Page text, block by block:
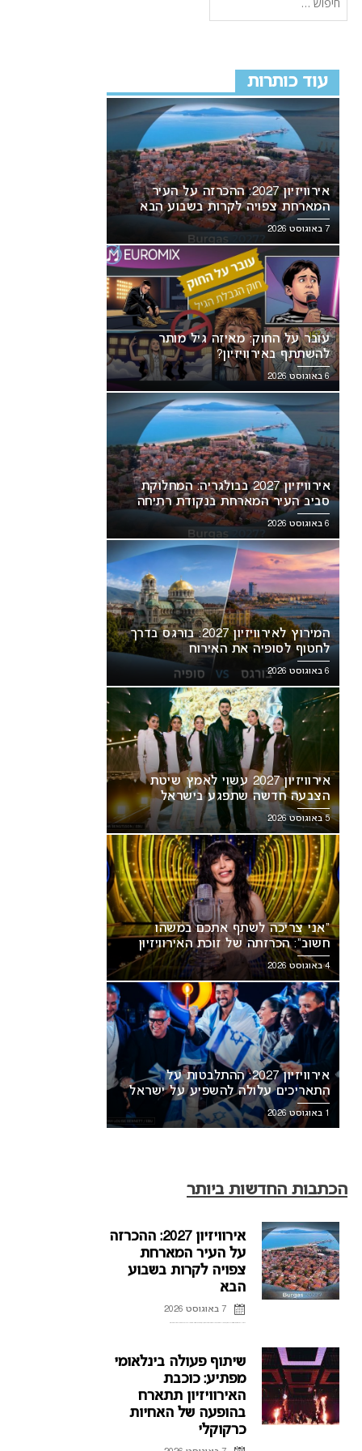
עוד כותרות
אירוויזיון 2027: ההכרזה על העיר
המארחת צפויה לקרות בשבוע הבא
7 באוגוסט 2026
עובר על החוק: מאיזה גיל מותר
להשתתף באירוויזיון?
6 באוגוסט 2026
אירוויזיון 2027 בבולגריה: המחלוקת
סביב העיר המארחת בנקודת רתיחה
6 באוגוסט 2026
המירוץ לאירוויזיון 2027: בורגס בדרך
לחטוף לסופיה את האירוח
6 באוגוסט 2026
אירוויזיון 2027 עשוי לאמץ שיטת
הצבעה חדשה שתפגע בישראל
5 באוגוסט 2026
“אני צריכה לשתף אתכם במשהו
חשוב”: הכרזתה של זוכת האירוויזיון
מסעירה את הרשת
4 באוגוסט 2026
אירוויזיון 2027: ההתלבטות על
התאריכים עלולה להשפיע על ישראל
1 באוגוסט 2026
הכתבות החדשות ביותר
אירוויזיון 2027: ההכרזה
על העיר המארחת
צפויה לקרות בשבוע
הבא
7 באוגוסט 2026
שיתוף פעולה בינלאומי
מפתיע: כוכבת
האירוויזיון תתארח
בהופעה של האחיות
כרקוקלי